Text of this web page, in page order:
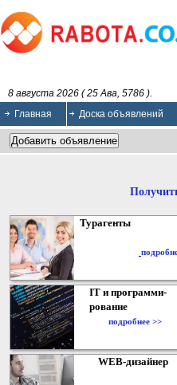
8 августа 2026 ( 25 Ава, 5786 ).
Главная
Доска объявлений
Турагенты
IT и программи-
рование
подробнее >>
WEB-дизайнер